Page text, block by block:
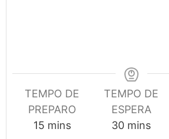
TEMPO DE
PREPARO
15minutes
mins
TEMPO DE
ESPERA
30minutes
mins